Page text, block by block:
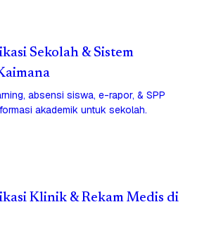
Sekolah & Sistem
absensi siswa, e-rapor, & SPP
akademik untuk sekolah.
Klinik & Rekam Medis di